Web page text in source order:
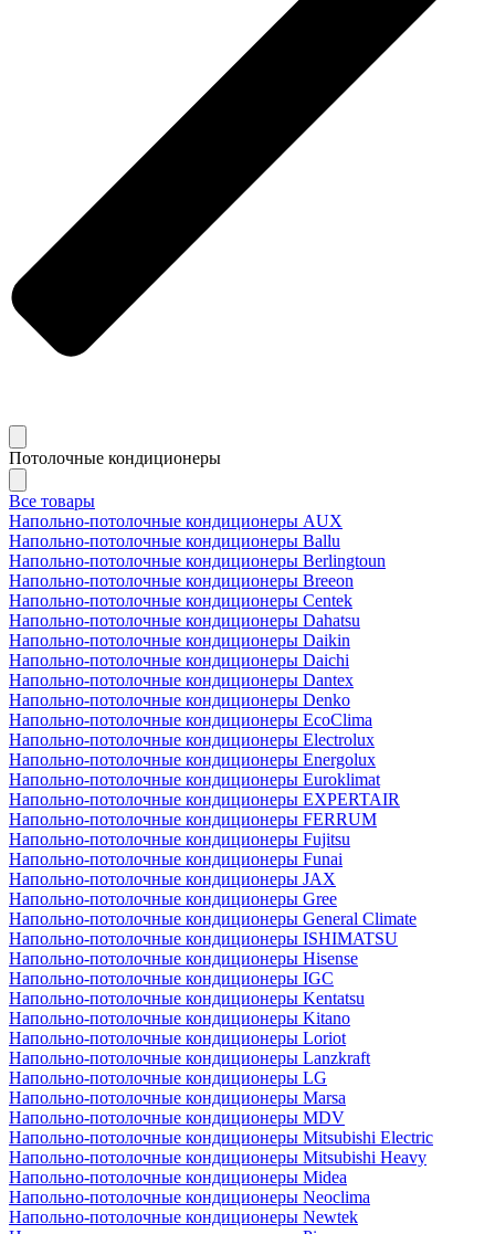
Потолочные кондиционеры
Все товары
Напольно-потолочные кондиционеры AUX
Напольно-потолочные кондиционеры Ballu
Напольно-потолочные кондиционеры Berlingtoun
Напольно-потолочные кондиционеры Breeon
Напольно-потолочные кондиционеры Centek
Напольно-потолочные кондиционеры Dahatsu
Напольно-потолочные кондиционеры Daikin
Напольно-потолочные кондиционеры Daichi
Напольно-потолочные кондиционеры Dantex
Напольно-потолочные кондиционеры Denko
Напольно-потолочные кондиционеры EcoClima
Напольно-потолочные кондиционеры Electrolux
Напольно-потолочные кондиционеры Energolux
Напольно-потолочные кондиционеры Euroklimat
Напольно-потолочные кондиционеры EXPERTAIR
Напольно-потолочные кондиционеры FERRUM
Напольно-потолочные кондиционеры Fujitsu
Напольно-потолочные кондиционеры Funai
Напольно-потолочные кондиционеры JAX
Напольно-потолочные кондиционеры Gree
Напольно-потолочные кондиционеры General Climate
Напольно-потолочные кондиционеры ISHIMATSU
Напольно-потолочные кондиционеры Hisense
Напольно-потолочные кондиционеры IGC
Напольно-потолочные кондиционеры Kentatsu
Напольно-потолочные кондиционеры Kitano
Напольно-потолочные кондиционеры Loriot
Напольно-потолочные кондиционеры Lanzkraft
Напольно-потолочные кондиционеры LG
Напольно-потолочные кондиционеры Marsa
Напольно-потолочные кондиционеры MDV
Напольно-потолочные кондиционеры Mitsubishi Electric
Напольно-потолочные кондиционеры Mitsubishi Heavy
Напольно-потолочные кондиционеры Midea
Напольно-потолочные кондиционеры Neoclima
Напольно-потолочные кондиционеры Newtek